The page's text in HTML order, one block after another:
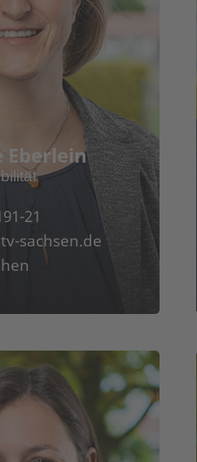
und
Eberlein
21
sachsen.de